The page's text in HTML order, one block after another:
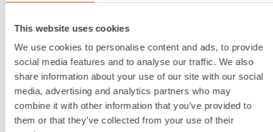
This website uses cookies
We use cookies to personalise content and ads, to provide
social media features and to analyse our traffic. We also
share information about your use of our site with our social
media, advertising and analytics partners who may
combine it with other information that you’ve provided to
them or that they’ve collected from your use of their
Ensimmäinen pv
Seuraavat pv 48,51 € / pv
Kuukausi 727,65 €/ kk
Alv 0 %
VUOKRAA